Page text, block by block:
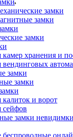
замки
замки
замки
камер хранения и
вендинговых
замки
замки
калиток и ворот
сейфов
замки невидимки